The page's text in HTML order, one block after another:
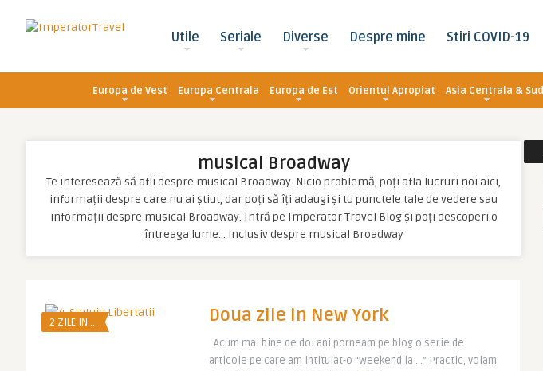
Utile Seriale Diverse Despre mine Stiri COVID-19
Europa de Vest Europa Centrala Europa de Est Orientul Apropiat Asia Centrala & Sud
musical Broadway
Te interesează să afli despre musical Broadway. Nicio problemă, poți afla lucruri noi aici,
informații despre care nu ai știut, dar poți să îți adaugi și tu punctele tale de vedere sau
informații despre musical Broadway. Intră pe Imperator Travel Blog și poți descoperi o
întreaga lume… inclusiv despre musical Broadway
2 ZILE IN ... Doua zile in New York
Acum mai bine de doi ani porneam pe blog o serie de
articole pe care am intitulat-o “Weekend la …” Practic, voiam